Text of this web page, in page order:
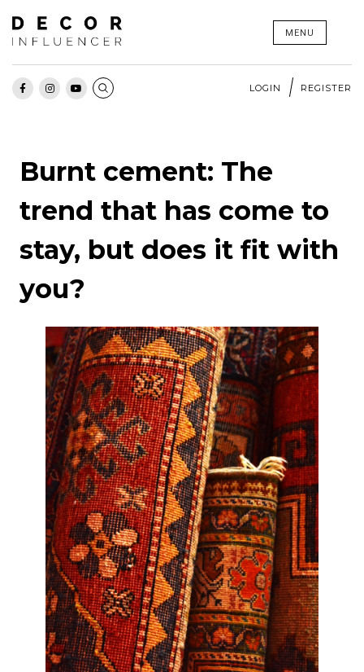
Skip
content
MENU
LOGIN REGISTER
Burnt cement: The
trend that has come to
stay, but does it fit with
you?